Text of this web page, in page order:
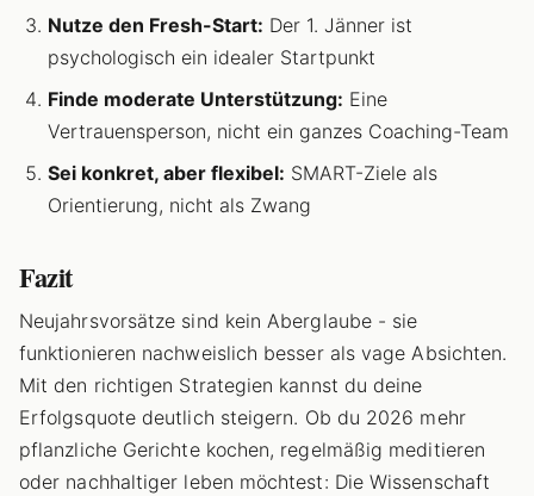
Nutze den Fresh-Start: Der 1. Jänner ist
psychologisch ein idealer Startpunkt
Finde moderate Unterstützung: Eine
Vertrauensperson, nicht ein ganzes Coaching-Team
Sei konkret, aber flexibel: SMART-Ziele als
Orientierung, nicht als Zwang
Fazit
Neujahrsvorsätze sind kein Aberglaube - sie
funktionieren nachweislich besser als vage Absichten.
Mit den richtigen Strategien kannst du deine
Erfolgsquote deutlich steigern. Ob du 2026 mehr
pflanzliche Gerichte kochen, regelmäßig meditieren
oder nachhaltiger leben möchtest: Die Wissenschaft